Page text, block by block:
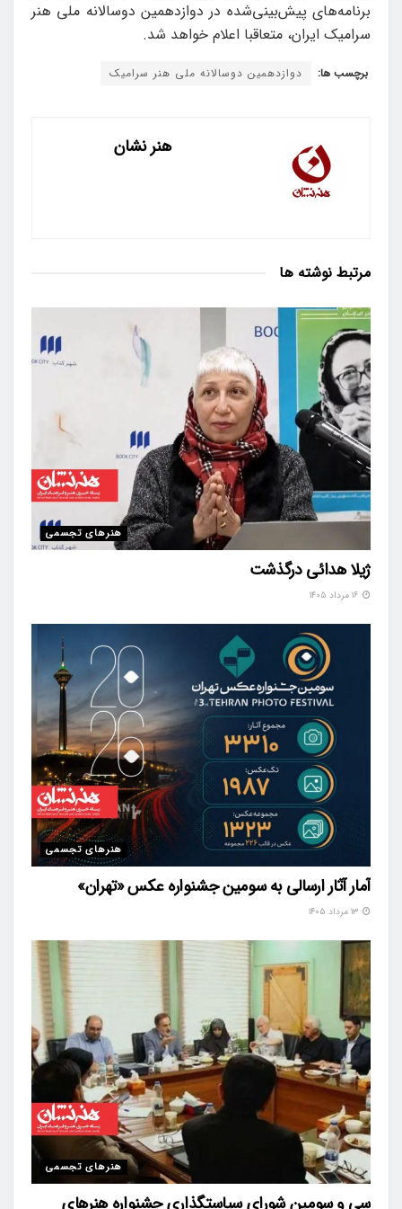
برنامه‌های پیش‌بینی‌شده در دوازدهمین دوسالانه ملی هنر
سرامیک ایران، متعاقبا اعلام خواهد شد.
برچسب ها: دوازدهمین دوسالانه ملی هنر سرامیک
هنر نشان
مرتبط نوشته ها
هنرهای تجسمی
ژیلا هدائی درگذشت
هنرهای تجسمی
آمار آثار ارسالی به سومین جشنواره عکس «تهران»
هنرهای تجسمی
سی و سومین شورای سیاستگذاری جشنواره هنرهای